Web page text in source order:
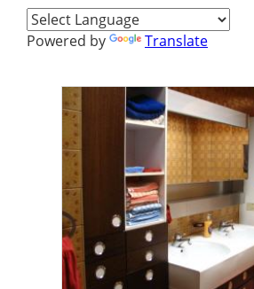
Powered by Translate